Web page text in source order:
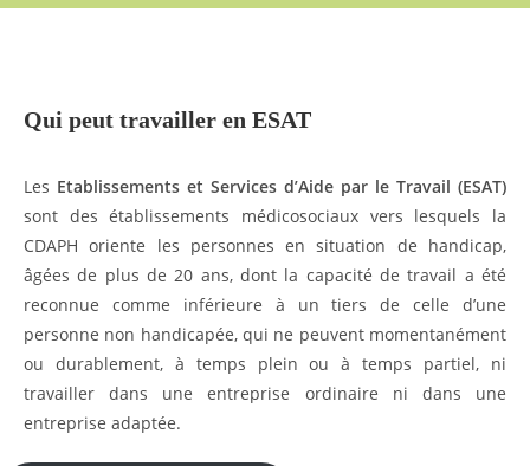
Qui peut travailler en ESAT
Les Etablissements et Services d’Aide par le Travail (ESAT)
sont des établissements médicosociaux vers lesquels la
CDAPH oriente les personnes en situation de handicap,
âgées de plus de 20 ans, dont la capacité de travail a été
reconnue comme inférieure à un tiers de celle d’une
personne non handicapée, qui ne peuvent momentanément
ou durablement, à temps plein ou à temps partiel, ni
travailler dans une entreprise ordinaire ni dans une
entreprise adaptée.